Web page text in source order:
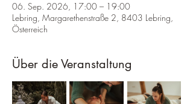
06. Sep. 2026, 17:00 – 19:00
Lebring, Margarethenstraße 2, 8403 Lebring,
Österreich
Über die Veranstaltung